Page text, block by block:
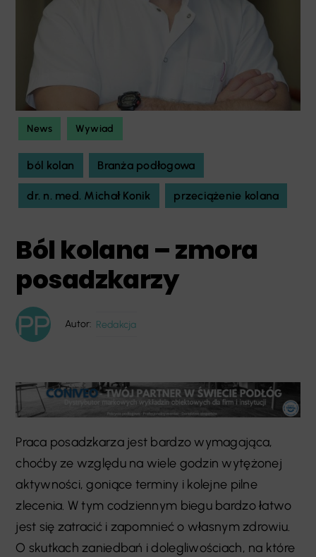
News Wywiad
ból kolan Branża podłogowa
dr. n. med. Michał Konik przeciążenie kolana
Ból kolana – zmora
posadzkarzy
Autor: Redakcja
Praca posadzkarza jest bardzo wymagająca,
choćby ze względu na wiele godzin wytężonej
aktywności, goniące terminy i kolejne pilne
zlecenia. W tym codziennym biegu bardzo łatwo
jest się zatracić i zapomnieć o własnym zdrowiu.
O skutkach zaniedbań i dolegliwościach, na które